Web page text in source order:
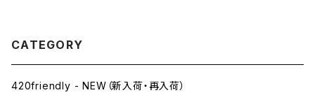
CATEGORY
420friendly - NEW（新入荷・再入荷）